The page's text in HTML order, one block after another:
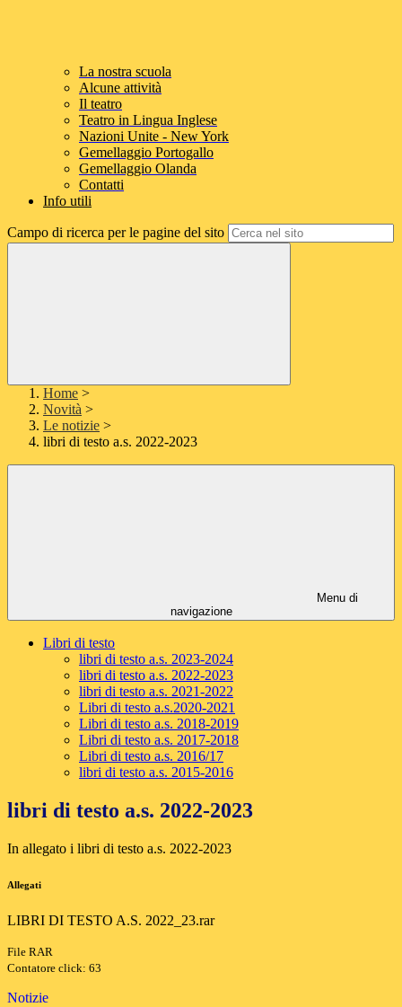
La nostra scuola
Alcune attività
Il teatro
Teatro in Lingua Inglese
Nazioni Unite - New York
Gemellaggio Portogallo
Gemellaggio Olanda
Contatti
Info utili
Campo di ricerca per le pagine del sito
Home >
Novità >
Le notizie >
libri di testo a.s. 2022-2023
Menu di
navigazione
Libri di testo
libri di testo a.s. 2023-2024
libri di testo a.s. 2022-2023
libri di testo a.s. 2021-2022
Libri di testo a.s.2020-2021
Libri di testo a.s. 2018-2019
Libri di testo a.s. 2017-2018
Libri di testo a.s. 2016/17
libri di testo a.s. 2015-2016
libri di testo a.s. 2022-2023
In allegato i libri di testo a.s. 2022-2023
Allegati
LIBRI DI TESTO A.S. 2022_23.rar
File RAR
Contatore click: 63
Notizie